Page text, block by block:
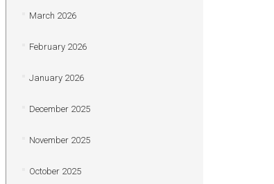
March 2026
February 2026
January 2026
December 2025
November 2025
October 2025